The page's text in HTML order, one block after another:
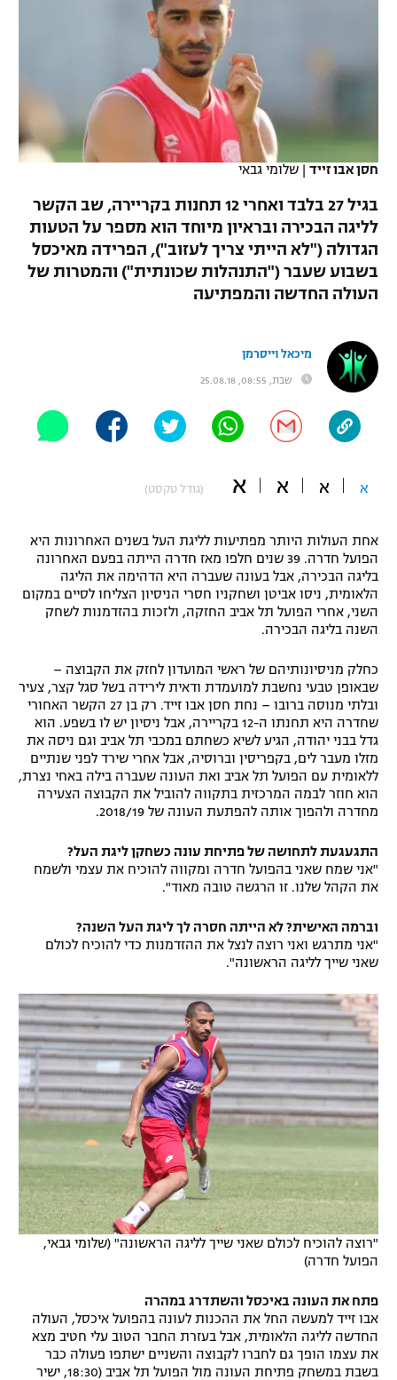
רץ ברשת
תוצאות
לוח שידורים
ברחבה
"מעל הליגה" – פודקאסט
"מחצית בשכונה" – פודקאסט
משתתפים וזוכים בפרסים
תקנון משתתפים וזוכים בפרסים
תקנון עבור פעילות אלקטרה
תקנון עבור פעילות ספורט 1 – "מרלן"
טניס
גיימינג E-Sports
תנאי שימוש
מדיניות פרטיות
תקנון פעילות ספורט 1
רשיון להקרנה פומבית לבית עסק
הצטרפות לחבילת הערוצים
תגיות
הפועל חיפה
הפועל באר שבע
בני יהודה
ליגה צרפתית
ליגה הולנדית
ליגה טורקית
ליגה סינית
ליגה ברזילאית
ליגות נוספות
הפועל ירושלים
שחייה
ג'ודו
אגרוף
UFC
היאבקות WWE
אופניים
ספורט מוטורי
פוטבול אמריקאי NFL
בייסבול MLB
אומנויות לחימה
גיימינג E-Sports
חסן אבו זייד | שלומי גבאי
בגיל 27 בלבד ואחרי 12 תחנות בקריירה, שב הקשר
לליגה הבכירה ובראיון מיוחד הוא מספר על הטעות
הגדולה ("לא הייתי צריך לעזוב"), הפרידה מאיכסל
בשבוע שעבר ("התנהלות שכונתית") והמטרות של
העולה החדשה והמפתיעה
מיכאל וייסרמן
שבת, 08:55, 25.08.18
א א א א (גודל טקסט)
אחת העולות היותר מפתיעות לליגת העל בשנים האחרונות היא
הפועל חדרה. 39 שנים חלפו מאז חדרה הייתה בפעם האחרונה
בליגה הבכירה, אבל בעונה שעברה היא הדהימה את הליגה
הלאומית, ניסו אביטן ושחקניו חסרי הניסיון הצליחו לסיים במקום
השני, אחרי הפועל תל אביב החזקה, ולזכות בהזדמנות לשחק
השנה בליגה הבכירה.
כחלק מניסיונותיהם של ראשי המועדון לחזק את הקבוצה –
שבאופן טבעי נחשבת למועמדת ודאית לירידה בשל סגל קצר, צעיר
ובלתי מנוסה ברובו – נחת חסן אבו זייד. רק בן 27 הקשר האחורי
שחדרה היא תחנתו ה-12 בקריירה, אבל ניסיון יש לו בשפע. הוא
גדל בבני יהודה, הגיע לשיא כשחתם במכבי תל אביב וגם ניסה את
מזלו מעבר לים, בקפריסין וברוסיה, אבל אחרי שירד לפני שנתיים
ללאומית עם הפועל תל אביב ואת העונה שעברה בילה באחי נצרת,
הוא חוזר לבמה המרכזית בתקווה להוביל את הקבוצה הצעירה
מחדרה ולהפוך אותה להפתעת העונה של 2018/19.
התגעגעת לתחושה של פתיחת עונה כשחקן ליגת העל?
"אני שמח שאני בהפועל חדרה ומקווה להוכיח את עצמי ולשמח
את הקהל שלנו. זו הרגשה טובה מאוד".
וברמה האישית? לא הייתה חסרה לך ליגת העל השנה?
"אני מתרגש ואני רוצה לנצל את ההזדמנות כדי להוכיח לכולם
שאני שייך לליגה הראשונה".
"רוצה להוכיח לכולם שאני שייך לליגה הראשונה" (שלומי גבאי,
הפועל חדרה)
פתח את העונה באיכסל והשתדרג במהרה
אבו זייד למעשה החל את ההכנות לעונה בהפועל איכסל, העולה
החדשה לליגה הלאומית, אבל בעזרת החבר הטוב עלי חטיב מצא
את עצמו הופך גם לחברו לקבוצה והשניים ישתפו פעולה כבר
בשבת במשחק פתיחת העונה מול הפועל תל אביב (18:30, ישיר